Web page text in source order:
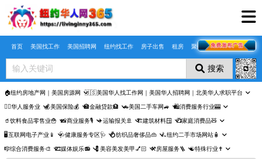
Skip to main content
首页 美国找工作 美国招聘网 纽约找工作 房子出售 租房 聚合页
搜索
🏠纽约房地产网｜美国房源网 🇺🇸美国华人找工作网｜美国华人招聘网｜北美华人求职平台
🤵‍♀️华人服务业 💰美国保险💰 🏦金融贷款🏦 🚗美国二手车网🚙 🛍️消费服务行业🎰
🥤饮料食品零售业🍟 📸商业服务🎙️ ✈️运输报关🚢 🏗️建筑材料🪟 📺家庭消费品🧸
🖥️互联网电子产业📱 🩺健康服务专区🩺 💍纺织品奢侈品👜 🛴纽约二手市场网站🧴
🎼综合消费服务🎨 🎞️媒体娱乐📻 💈美容美发美甲💅🏻 ⚒️房屋服务🪜 ☯️特殊行业✝️